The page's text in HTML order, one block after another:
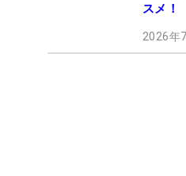
スメ！
2026年